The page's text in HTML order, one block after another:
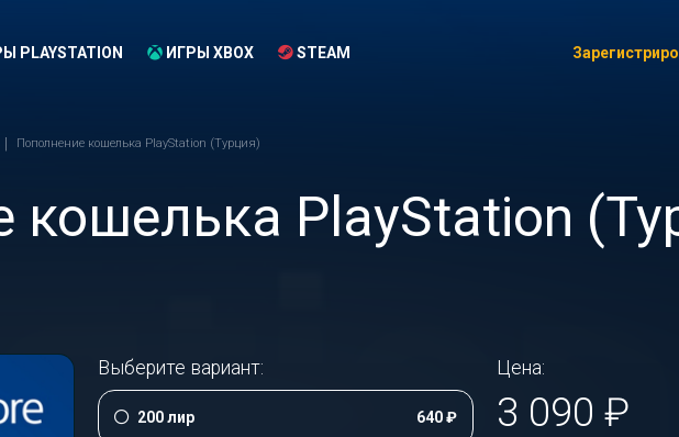
PLAYSTATION ИГРЫ XBOX STEAM
Пополнение кошелька PlayStation (Турция)
кошелька PlayStation
Выберите вариант:
200 лир 640 ₽
Цена:
3 090 ₽